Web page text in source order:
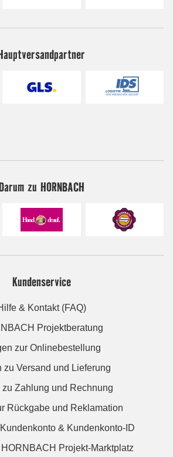
zu HORNBACH
Kundenservice
& Kontakt (FAQ)
Projektberatung
zur Onlinebestellung
zu Versand und Lieferung
zu Zahlung und Rechnung
Rückgabe und Reklamation
& Kundenkonto-ID
Projekt-Marktplatz